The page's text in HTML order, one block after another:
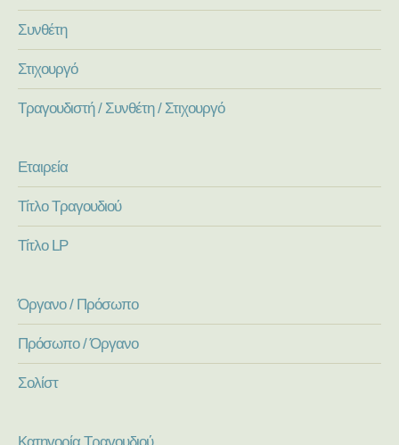
Συνθέτη
Στιχουργό
Τραγουδιστή / Συνθέτη / Στιχουργό
Εταιρεία
Τίτλο Τραγουδιού
Τίτλο LP
Όργανο / Πρόσωπο
Πρόσωπο / Όργανο
Σολίστ
Κατηγορία Τραγουδιού